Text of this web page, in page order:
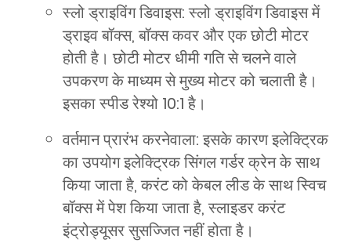
स्लो ड्राइविंग डिवाइस: स्लो ड्राइविंग डिवाइस में
ड्राइव बॉक्स, बॉक्स कवर और एक छोटी मोटर
होती है। छोटी मोटर धीमी गति से चलने वाले
उपकरण के माध्यम से मुख्य मोटर को चलाती है।
इसका स्पीड रेश्यो 10:1 है।
वर्तमान प्रारंभ करनेवाला: इसके कारण इलेक्ट्रिक
का उपयोग इलेक्ट्रिक सिंगल गर्डर क्रेन के साथ
किया जाता है, करंट को केबल लीड के साथ स्विच
बॉक्स में पेश किया जाता है, स्लाइडर करंट
इंट्रोड्यूसर सुसज्जित नहीं होता है।